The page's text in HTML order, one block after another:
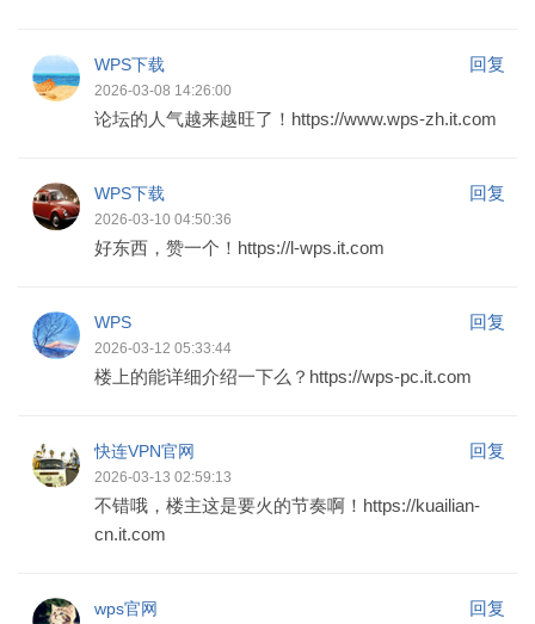
WPS下载 回复
2026-03-08 14:26:00
论坛的人气越来越旺了！https://www.wps-zh.it.com
WPS下载 回复
2026-03-10 04:50:36
好东西，赞一个！https://l-wps.it.com
WPS 回复
2026-03-12 05:33:44
楼上的能详细介绍一下么？https://wps-pc.it.com
快连VPN官网 回复
2026-03-13 02:59:13
不错哦，楼主这是要火的节奏啊！https://kuailian-
cn.it.com
wps官网 回复